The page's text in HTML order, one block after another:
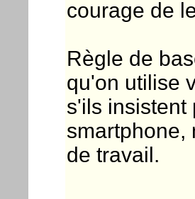
courage de
Règle de
qu'on utilise
s'ils insistent
smartphone,
de travail.